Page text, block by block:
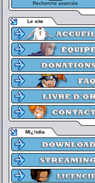
Recherche avancée
Le site
Mï¿½dia